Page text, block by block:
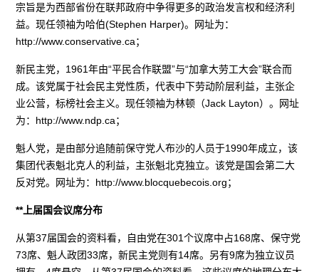
宗旨是为西部省份在联邦政府中争得更多的政治发言权和经济利
益。现任领袖为哈伯(Stephen Harper)。网址为：
http://www.conservative.ca；
新民主党，1961年由“平民合作联盟”与“加拿大劳工大会”联合而
成。该党属于社会民主党性质，代表中下劳动阶层利益，主张企
业公营，标榜社会主义。现任领袖为林顿（Jack Layton）。网址
为：http://www.ndp.ca；
魁人党，是由部分追随前保守党人布沙的人员于1990年成立，该
集团代表魁北克人的利益，主张魁北克独立。该党是国会第二大
反对党。网址为：http://www.blocquebecois.org；
**上届国会议席分布
从第37届国会的资料看，自由党在301个议席中占168席、保守党
73席、魁人政团33席，新民主党则有14席。另有9席为独立议员